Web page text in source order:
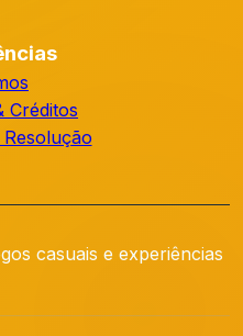
Créditos
casuais e experiências